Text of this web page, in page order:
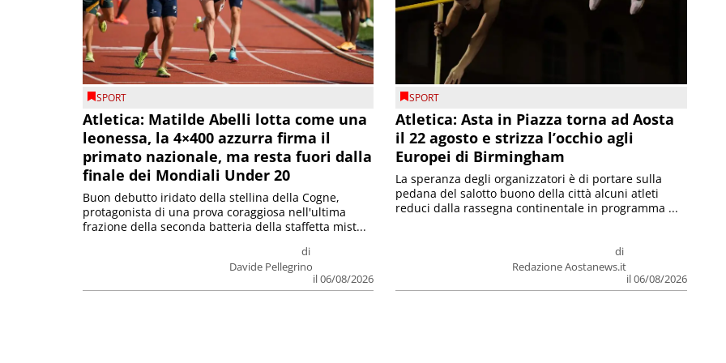
SPORT
Atletica: Matilde Abelli lotta come una
leonessa, la 4×400 azzurra firma il
primato nazionale, ma resta fuori dalla
finale dei Mondiali Under 20
di
Davide Pellegrino
il 06/08/2026
Buon debutto iridato della stellina della Cogne,
protagonista di una prova coraggiosa nell'ultima
frazione della seconda batteria della staffetta mist...
SPORT
Atletica: Asta in Piazza torna ad Aosta
il 22 agosto e strizza l’occhio agli
Europei di Birmingham
di
Redazione Aostanews.it
il 06/08/2026
La speranza degli organizzatori è di portare sulla
pedana del salotto buono della città alcuni atleti
reduci dalla rassegna continentale in programma ...